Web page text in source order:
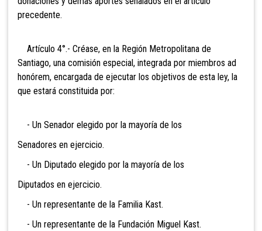
precedente.
Artículo 4°.- Créase, en la Región Metropolitana de
Santiago, una comisión especial, integrada por miembros ad
honórem, encargada de ejecutar los objetivos de esta ley, la
que estará constituida por:
- Un Senador elegido por la mayoría de los
Senadores en ejercicio.
- Un Diputado elegido por la mayoría de los
Diputados en ejercicio.
- Un representante de la Familia Kast.
- Un representante de la Fundación Miguel Kast.